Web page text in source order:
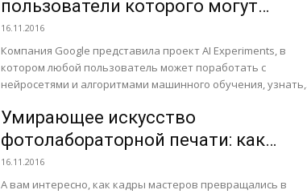
пользователи которого могут
поэкспериментировать с
нейронными сетями
16.11.2016
Компания Google представила проект AI Experiments, в
котором любой пользователь может поработать с
нейросетями и алгоритмами машинного обучения, узнать,
Умирающее искусство
фотолабораторной печати: как
редактировали культовые снимки
без фотошопа
16.11.2016
А вам интересно, как кадры мастеров превращались в